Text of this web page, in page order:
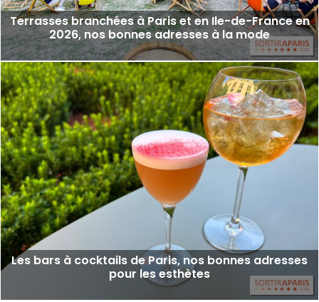
Terrasses branchées à Paris et en Ile-de-France en
2026, nos bonnes adresses à la mode
Les bars à cocktails de Paris, nos bonnes adresses
pour les esthètes